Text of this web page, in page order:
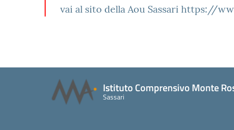
vai al sito della Aou Sassari https://
Istituto Comprensivo Monte
Sassari